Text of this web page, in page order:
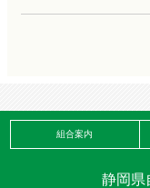
組合案内
静岡県